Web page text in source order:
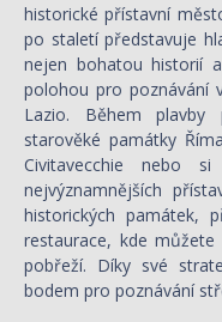
historické přístavní
po staletí představuje
nejen bohatou historií
polohou pro poznávání
Lazio. Během
starověké památky
Civitavecchie nebo
nejvýznamnějších
historických památek,
restaurace, kde
pobřeží. Díky své
bodem pro poznávání